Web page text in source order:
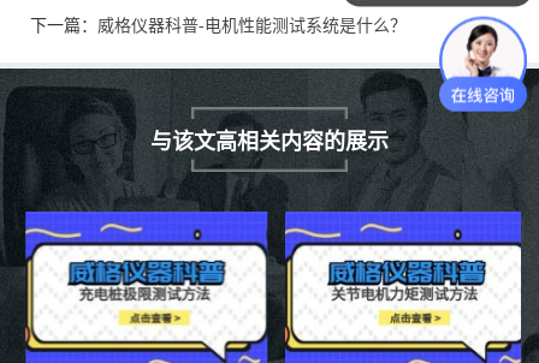
下一篇： 威格仪器科普-电机性能测试系统是什么？
与该文高相关内容的展示